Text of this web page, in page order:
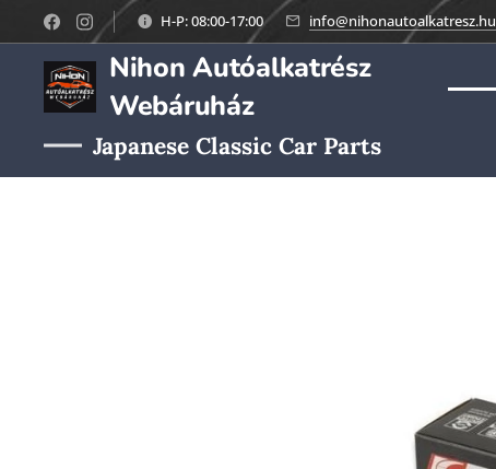
H-P: 08:00-17:00 info@nihonautoalkatresz.hu
Nihon Autóalkatrész
Webáruház
Japanese Classic Car Parts